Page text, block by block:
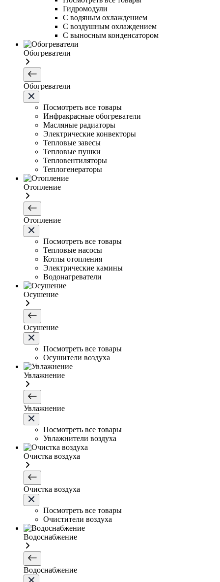
Гидромодули
С водяным охлаждением
С воздушным охлаждением
С выносным конденсатором
Обогреватели
Обогреватели
Посмотреть все товары
Инфракрасные обогреватели
Масляные радиаторы
Электрические конвекторы
Тепловые завесы
Тепловые пушки
Тепловентиляторы
Теплогенераторы
Отопление
Отопление
Посмотреть все товары
Тепловые насосы
Котлы отопления
Электрические камины
Водонагреватели
Осушение
Осушение
Посмотреть все товары
Осушители воздуха
Увлажнение
Увлажнение
Посмотреть все товары
Увлажнители воздуха
Очистка воздуха
Очистка воздуха
Посмотреть все товары
Очистители воздуха
Водоснабжение
Водоснабжение